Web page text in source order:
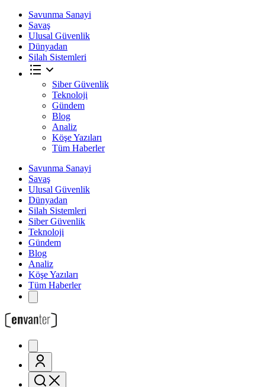
Savunma Sanayi
Savaş
Ulusal Güvenlik
Dünyadan
Silah Sistemleri
Siber Güvenlik
Teknoloji
Gündem
Blog
Analiz
Köşe Yazıları
Tüm Haberler
Savunma Sanayi
Savaş
Ulusal Güvenlik
Dünyadan
Silah Sistemleri
Siber Güvenlik
Teknoloji
Gündem
Blog
Analiz
Köşe Yazıları
Tüm Haberler